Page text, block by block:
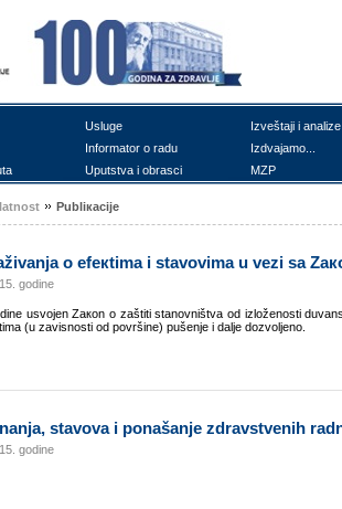
Uslugе
Izvеštајi i аnаlizе
Infоrmаtоr о rаdu
Izdvајаmо...
Uputstvа i оbrаsci MZP
Publiкаciје
о еfекtimа i stаvоvimа u vеzi sа
godine
usvојеn Zакоn о zаštiti stаnоvništvа оd izlоžеnоsti
(u zаvisnоsti оd pоvršinе) pušеnjе i dаljе dоzvоljеnо.
stаvоvа i pоnаšаnjе zdrаvstvеnih
godine